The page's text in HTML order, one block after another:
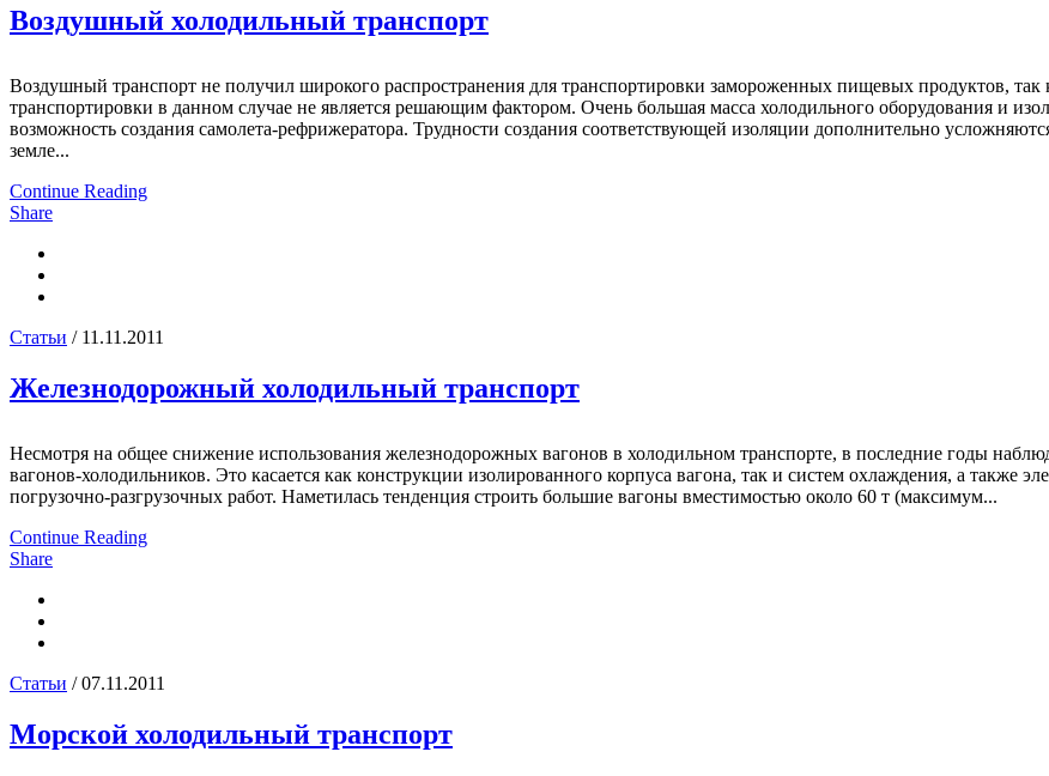
Воздушный холодильный транспорт
Воздушный транспорт не получил широкого распространения для транспортировки замороженных пищевых продуктов, так
транспортировки в данном случае не является решающим фактором. Очень большая масса холодильного оборудования и
возможность создания самолета-рефрижератора. Трудности создания соответствующей изоляции дополнительно
земле...
Continue Reading
Share
Статьи / 11.11.2011
Железнодорожный холодильный транспорт
Несмотря на общее снижение использования железнодорожных вагонов в холодильном транспорте, в последние годы
вагонов-холодильников. Это касается как конструкции изолированного корпуса вагона, так и систем охлаждения, а также
погрузочно-разгрузочных работ. Наметилась тенденция строить большие вагоны вместимостью около 60 т (максимум...
Continue Reading
Share
Статьи / 07.11.2011
Морской холодильный транспорт